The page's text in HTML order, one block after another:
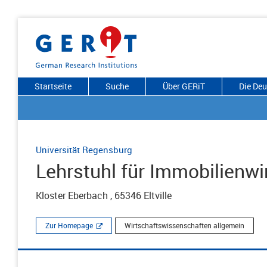
Startseite Suche Über GERiT Die
Universität Regensburg
Lehrstuhl für
Kloster Eberbach , 65346 Eltville
Zur Homepage Wirtschaftswissenschaften allgemein